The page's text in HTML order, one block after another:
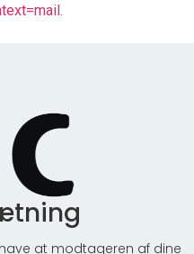
at modtageren af dine